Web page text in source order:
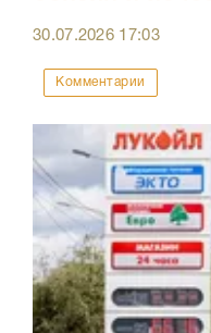
30.07.2026 17:03
Комментарии